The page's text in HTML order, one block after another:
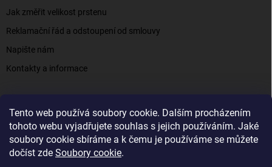
Tento web používá soubory cookie. Dalším procházením
tohoto webu vyjadřujete souhlas s jejich používáním. Jaké
soubory cookie sbíráme a k čemu je používáme se můžete
dočíst zde Soubory cookie.
Jak změřit velikost prstenu
Reklamační řád a odstoupení od smlouvy
Napište nám
Kontakty a informace
Elenys.cz - šperky, kterým věříte už od roku 2016